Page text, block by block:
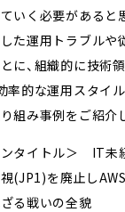
いく必要があると
た運用トラブルや
に、組織的に技術
率的な運用スタイ
組み事例をご紹介
タイトル＞ IT未
(JP1)を廃止し
る戦いの全貌